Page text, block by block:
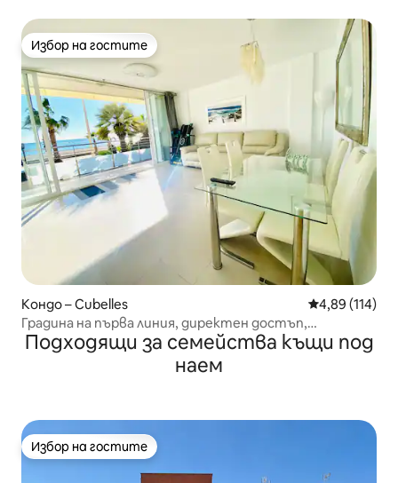
Избор на гостите
Избор на гостите
Кондо – Cubelles Средна
4,89 (114)
Градина на първа линия, директен достъп,
първокласен паркинг
Подходящи за семейства къщи под
наем
Избор на гостите
Избор на гостите